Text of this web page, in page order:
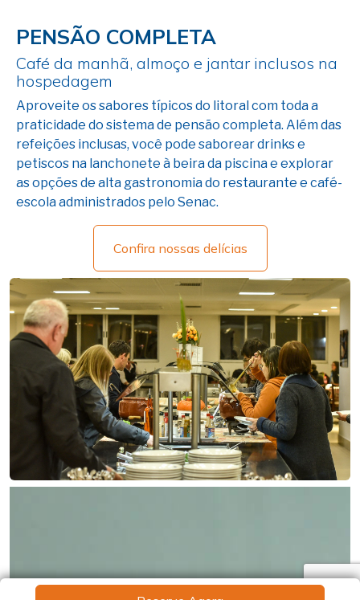
PENSÃO COMPLETA
Café da manhã, almoço e jantar inclusos na
hospedagem
Aproveite os sabores típicos do litoral com toda a
praticidade do sistema de pensão completa. Além das
refeições inclusas, você pode saborear drinks e
petiscos na lanchonete à beira da piscina e explorar
as opções de alta gastronomia do restaurante e café-
escola administrados pelo Senac.
Confira nossas delícias